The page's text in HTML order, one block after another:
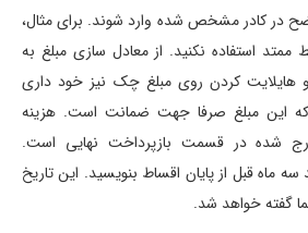
در کادر مشخص شده وارد شوند. برای مثال،
استفاده نکنید. از معادل‌ سازی مبلغ به
هایلایت کردن روی مبلغ چک نیز خود داری
این مبلغ صرفا جهت ضمانت است. هزینه
شده در قسمت بازپرداخت نهایی است.
ماه قبل از پایان اقساط بنویسید. این تاریخ
گفته خواهد شد.